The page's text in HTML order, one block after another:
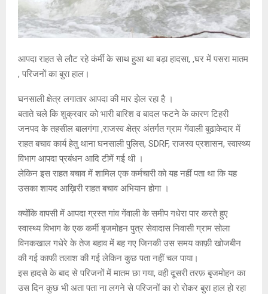
आपदा राहत से लौट रहे कंर्मी के साथ हुआ था बड़ा हादसा, ,घर में पसरा मातम
, परिजनों का बुरा हाल।
घनसाली क्षेत्र लगातार आपदा की मार झेल रहा है ।
बताते चले कि शुक्रवार को भारी बारिश व बादल फटने के कारण टिहरी
जनपद के तहसील बालगंगा ,राजस्व क्षेत्र अंतर्गत ग्राम गेंवाली बुढाकेदार में
राहत बचाव कार्य हेतु थाना घनसाली पुलिस, SDRF, राजस्व प्रशासन, स्वास्थ्य
विभाग आपदा प्रबंधन आदि टीमें गई थी ।
लेकिन इस राहत बचाव में शामिल एक कर्मचारी को यह नहीं पता था कि यह
उसका शायद आख़िरी राहत बचाव अभियान होगा ।
क्योंकि वापसी में आपदा ग्रस्त गांव गेंवाली के समीप गधेरा पार करते हुए
स्वास्थ्य विभाग के एक कर्मी बृजमोहन पुत्र सेवादास निवासी ग्राम सोला
विनकखाल गधेरे के तेज बहाव में बह गए जिनकी उस समय काफ़ी खोजबीन
की गई काफी तलाश की गई लेकिन कुछ पता नहीं चल पाया।
इस हादसे के बाद से परिजनों में मातम छा गया, वही दूसरी तरफ़ बृजमोहन का
उस दिन कुछ भी अता पता ना लगने से परिजनों का रो रोकर बुरा हाल हो रहा